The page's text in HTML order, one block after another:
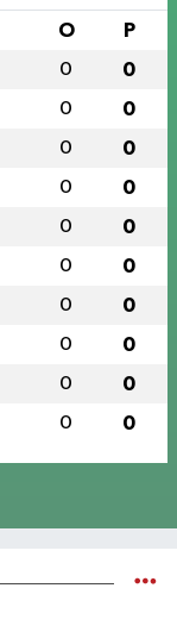
O P
0 0
0 0
0 0
0 0
0 0
0 0
0 0
0 0
0 0
0 0